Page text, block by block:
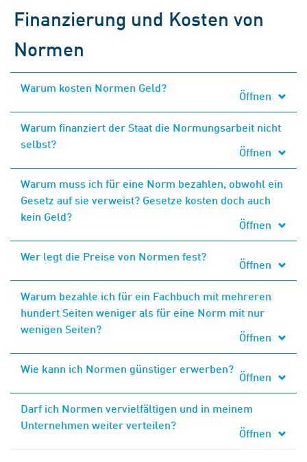
Finanzierung und Kosten von
Normen
Warum kosten Normen Geld?
Öffnen
Warum finanziert der Staat die Normungsarbeit nicht
selbst?
Öffnen
Warum muss ich für eine Norm bezahlen, obwohl ein
Gesetz auf sie verweist? Gesetze kosten doch auch
kein Geld?
Öffnen
Wer legt die Preise von Normen fest?
Öffnen
Warum bezahle ich für ein Fachbuch mit mehreren
hundert Seiten weniger als für eine Norm mit nur
wenigen Seiten?
Öffnen
Wie kann ich Normen günstiger erwerben?
Öffnen
Darf ich Normen vervielfältigen und in meinem
Unternehmen weiter verteilen?
Öffnen